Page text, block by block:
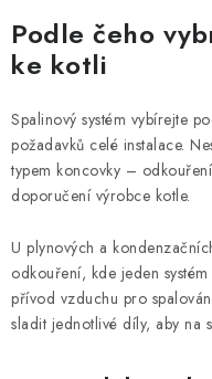
c
í
p
r
v
k
y
ý
p
i
s
á
n
k
v
á
n
í
Podle čeho
ke kotli
Spalinový systém vybírejte
požadavků celé instalace.
typem koncovky –
doporučení výrobce kotle.
U plynových a
odkouření, kde jeden
přívod vzduchu pro
sladit jednotlivé díly, aby na